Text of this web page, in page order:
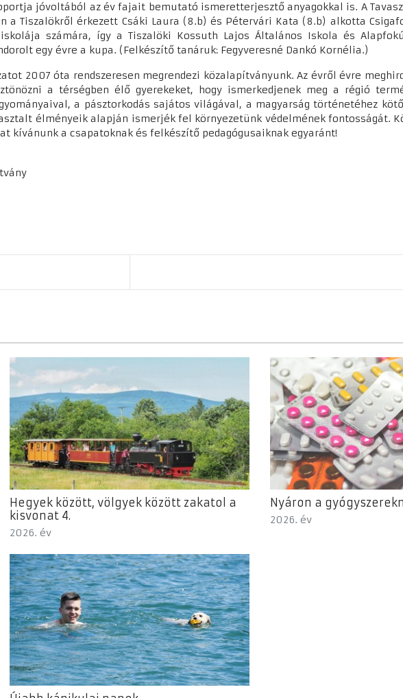
jóvoltából az év fajait bemutató ismeretterjesztő anyagokkal is. A
a Tiszalökről érkezett Csáki Laura (8.b) és Pétervári Kata (8.b) alkotta
számára, így a Tiszalöki Kossuth Lajos Általános Iskola és
egy évre a kupa. (Felkészítő tanáruk: Fegyveresné Dankó Kornélia.)
2007 óta rendszeresen megrendezi közalapítványunk. Az évről évre
a térségben élő gyerekeket, hogy ismerkedjenek meg a régió
a pásztorkodás sajátos világával, a magyarság történetéhez
élményeik alapján ismerjék fel környezetünk védelmének fontosságát.
kívánunk a csapatoknak és felkészítő pedagógusaiknak egyaránt!
Hegyek között, völgyek között zakatol a
kisvonat 4.
2026. év
Nyáron a
2026. év